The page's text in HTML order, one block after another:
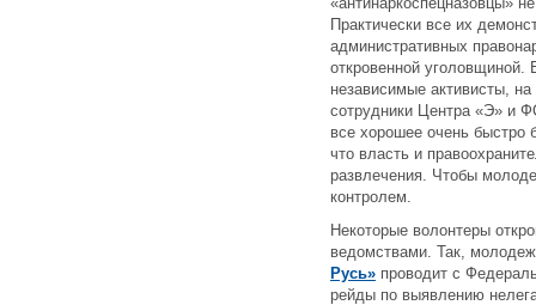
Практически все их
административных
откровенной
независимые активисты,
сотрудники Центра «Э» и
все хорошее очень быстро
что власть и
развлечения. Чтобы
контролем.
Некоторые волонтеры
ведомствами. Так,
Русь» проводит с
рейды по выявлению